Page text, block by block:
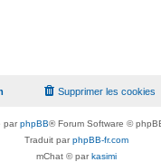
Supprimer les cookies
parphpBB® Forum Software ©
Traduit parphpBB-fr.com
mChat © parkasimi